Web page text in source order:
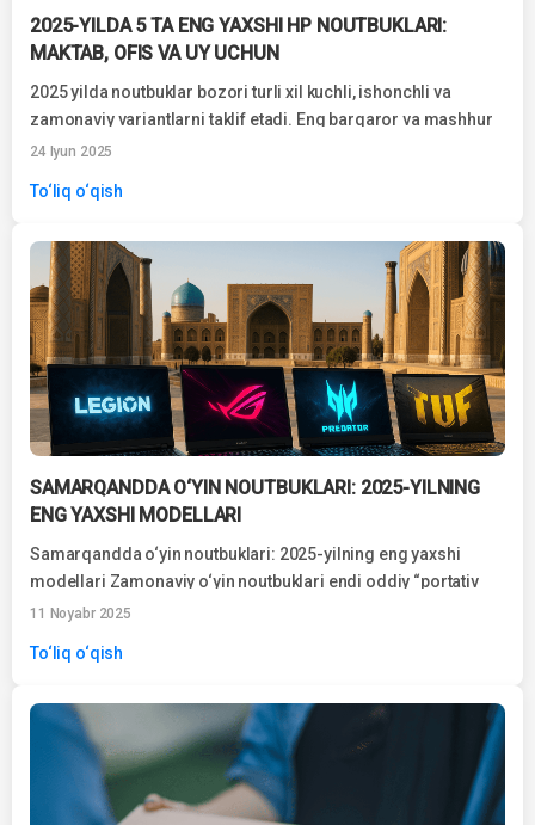
2025-YILDA 5 TA ENG YAXSHI HP NOUTBUKLARI:
MAKTAB, OFIS VA UY UCHUN
2025 yilda noutbuklar bozori turli xil kuchli, ishonchli va
zamonaviy variantlarni taklif etadi. Eng barqaror va mashhur
brendlardan biri qolmoqda...
24 Iyun 2025
To‘liq o‘qish
SAMARQANDDA O‘YIN NOUTBUKLARI: 2025-YILNING
ENG YAXSHI MODELLARI
Samarqandda o‘yin noutbuklari: 2025-yilning eng yaxshi
modellari Zamonaviy o‘yin noutbuklari endi oddiy “portativ
kompyuterlar” bo‘lishdan chiqdi. Bugungi kunda bu haqiqiy
videokartalar va tezkor ekranlar bilan jihozlangan.
11 Noyabr 2025
To‘liq o‘qish